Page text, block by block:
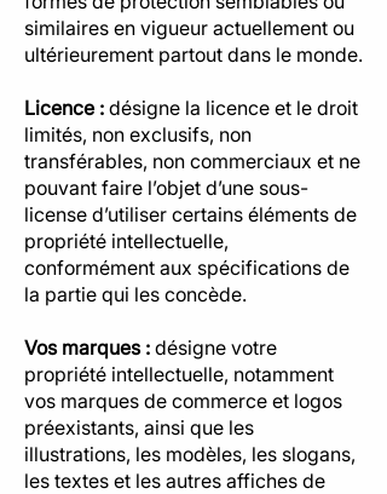
similaires en vigueur actuellement ou
ultérieurement partout dans le monde.
Licence : désigne la licence et le droit
limités, non exclusifs, non
transférables, non commerciaux et ne
pouvant faire l’objet d’une sous-
license d’utiliser certains éléments de
propriété intellectuelle,
conformément aux spécifications de
la partie qui les concède.
Vos marques : désigne votre
propriété intellectuelle, notamment
vos marques de commerce et logos
préexistants, ainsi que les
illustrations, les modèles, les slogans,
les textes et les autres affiches de